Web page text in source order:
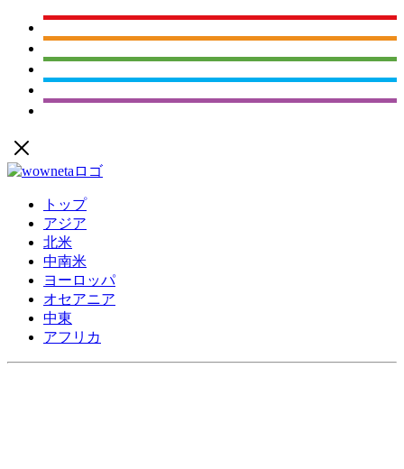
トップ
アジア
北米
中南米
ヨーロッパ
オセアニア
中東
アフリカ